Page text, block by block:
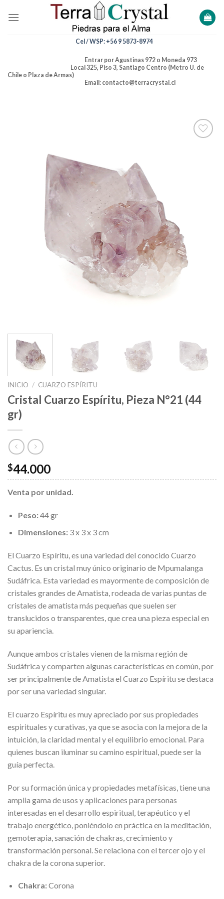
Cel / WSP: +56 9 5873-8974
Entrar por Agustinas 972 o Moneda 973
Local 325, Piso 3, Santiago Centro (Metro U. de
Chile o Plaza de Armas)
Email: contacto@terracrystal.cl
INICIO / CUARZO ESPÍRITU
Cristal Cuarzo Espíritu, Pieza N°21 (44
gr)
$44.000
Venta por unidad.
Peso:44 gr
Dimensiones: 3 x 3 x 3 cm
El Cuarzo Espíritu, es una variedad del conocido Cuarzo
Cactus. Es un cristal muy único originario de Mpumalanga
Sudáfrica. Esta variedad es mayormente de composición de
cristales grandes de Amatista, rodeada de varias puntas de
cristales de amatista más pequeñas que suelen ser
translucidos o transparentes, que crea una pieza especial en
su apariencia.
Aunque ambos cristales vienen de la misma región de
Sudáfrica y comparten algunas características en común, por
ser principalmente de Amatista el Cuarzo Espíritu se destaca
por ser una variedad singular.
El cuarzo Espíritu es muy apreciado por sus propiedades
espirituales y curativas, ya que se asocia con la mejora de la
intuición, la claridad mental y el equilibrio emocional. Para
quienes buscan iluminar su camino espiritual, puede ser la
guía perfecta.
Por su formación única y propiedades metafísicas, tiene una
amplia gama de usos y aplicaciones para personas
interesadas en el desarrollo espiritual, terapéutico y el
trabajo energético, poniéndolo en práctica en la meditación,
gemoterapia, sanación de chakras, crecimiento y
transformación personal. Se relaciona con el tercer ojo y el
chakra de la corona superior.
Chakra:Corona